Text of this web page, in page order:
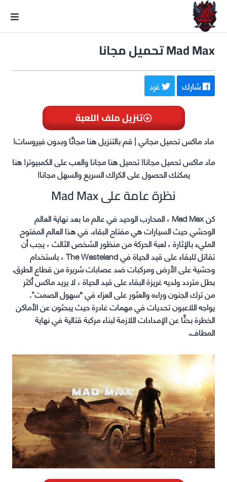
Mad Max تحميل مجانا
شارك غرد
تنزيل ملف اللعبة
ماد ماكس تحميل مجاني | قم بالتنزيل هنا مجانًا وبدون فيروسات!
ماد ماكس تحميل مجانا! تحميل هنا مجانا والعب على الكمبيوتر! هنا
يمكنك الحصول على الكراك السريع والسهل مجانا!
نظرة عامة على Mad Max
كن Mad Max ، المحارب الوحيد في عالم ما بعد نهاية العالم
الوحشي حيث السيارات هي مفتاح البقاء. في هذا العالم المفتوح
المليء بالإثارة ، لعبة الحركة من منظور الشخص الثالث ، يجب أن
تقاتل للبقاء على قيد الحياة في The Wasteland ، باستخدام
وحشية على الأرض ومركبات ضد عصابات شريرة من قطاع الطرق.
بطل متردد ولديه غريزة البقاء على قيد الحياة ، لا يريد ماكس أكثر
من ترك الجنون وراءه والعثور على العزاء في “سهول الصمت”.
يواجه اللاعبون تحديات في مهمات غادرة حيث يبحثون عن الأماكن
الخطرة بحثًا عن الإمدادات اللازمة لبناء مركبة قتالية في نهاية
المطاف.